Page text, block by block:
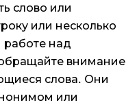
слово или
или несколько
работе над
внимание
слова. Они
или